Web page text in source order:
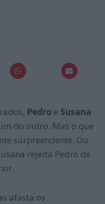
Pedro e Susana
do outro. Mas o que
surpreendente. Ou
rejeita Pedro de
afasta os